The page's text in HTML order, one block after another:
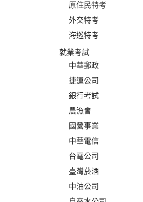
原住民特考
外交特考
海巡特考
就業考試
中華郵政
捷運公司
銀行考試
農漁會
國營事業
中華電信
台電公司
臺灣菸酒
中油公司